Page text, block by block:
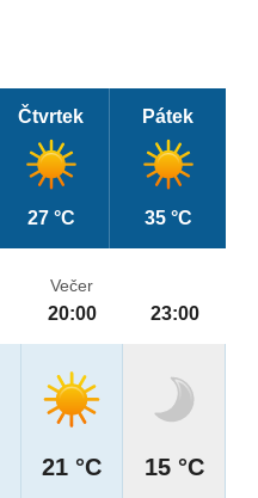
Čtvrtek
27 °C
Pátek
35 °C
Večer
20:00
21 °C
23:00
15 °C